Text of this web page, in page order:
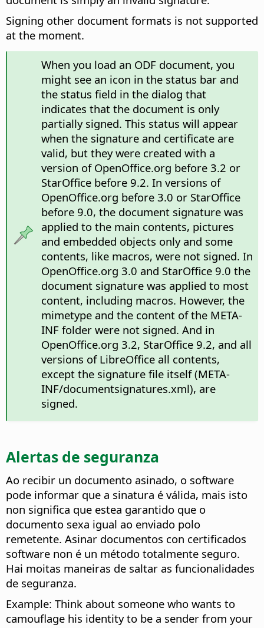
Signing other document formats is not supported
at the moment.
When you load an ODF document, you
might see an icon in the status bar and
the status field in the dialog that
indicates that the document is only
partially signed. This status will appear
when the signature and certificate are
valid, but they were created with a
version of OpenOffice.org before 3.2 or
StarOffice before 9.2. In versions of
OpenOffice.org before 3.0 or StarOffice
before 9.0, the document signature was
applied to the main contents, pictures
and embedded objects only and some
contents, like macros, were not signed. In
OpenOffice.org 3.0 and StarOffice 9.0 the
document signature was applied to most
content, including macros. However, the
mimetype and the content of the META-
INF folder were not signed. And in
OpenOffice.org 3.2, StarOffice 9.2, and all
versions of LibreOffice all contents,
except the signature file itself (META-
INF/documentsignatures.xml), are
signed.
Alertas de seguranza
Ao recibir un documento asinado, o software
pode informar que a sinatura é válida, mais isto
non significa que estea garantido que o
documento sexa igual ao enviado polo
remetente. Asinar documentos con certificados
software non é un método totalmente seguro.
Hai moitas maneiras de saltar as funcionalidades
de seguranza.
Example: Think about someone who wants to
camouflage his identity to be a sender from your